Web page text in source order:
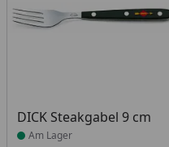
DICK Steakgabel 9 cm
Produkt am Lager
Am Lager